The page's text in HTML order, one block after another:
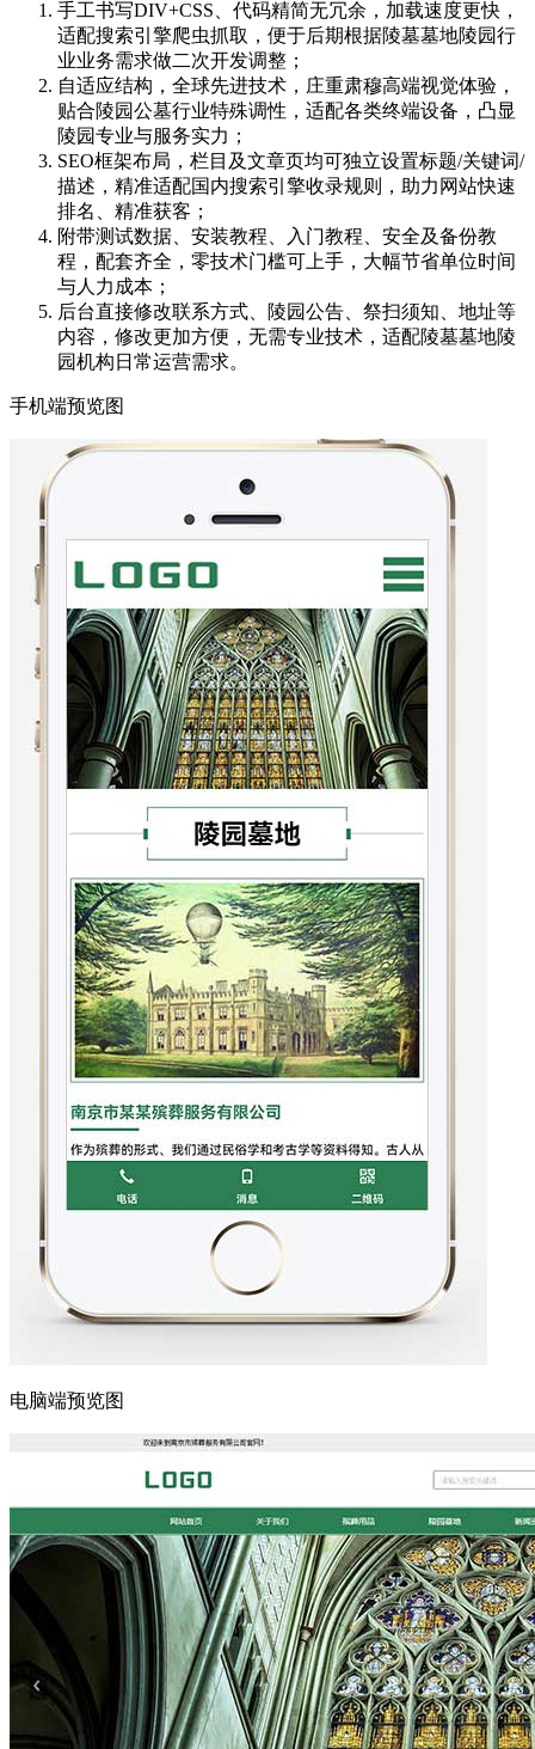
手工书写DIV+CSS、代码精简无冗余，加载速度更快，
适配搜索引擎爬虫抓取，便于后期根据陵墓墓地陵园行
业业务需求做二次开发调整；
自适应结构，全球先进技术，庄重肃穆高端视觉体验，
贴合陵园公墓行业特殊调性，适配各类终端设备，凸显
陵园专业与服务实力；
SEO框架布局，栏目及文章页均可独立设置标题/关键词/
描述，精准适配国内搜索引擎收录规则，助力网站快速
排名、精准获客；
附带测试数据、安装教程、入门教程、安全及备份教
程，配套齐全，零技术门槛可上手，大幅节省单位时间
与人力成本；
后台直接修改联系方式、陵园公告、祭扫须知、地址等
内容，修改更加方便，无需专业技术，适配陵墓墓地陵
园机构日常运营需求。
手机端预览图
电脑端预览图